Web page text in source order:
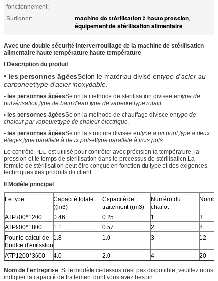
fonctionnement:
Surligner: machine de stérilisation à haute pression,
équipement de stérilisation alimentaire
Avec une double sécurité interverrouillage de la machine de stérilisation
alimentaire haute température haute température
I Description du produit
• les personnes âgéesSelon le matériau divisé entype d'acier au
carboneettype d'acier inoxydable
• les personnes âgéesSelon la méthode de stérilisation divisée entype de
pulvérisation,type de bain d'eau,type de vapeurettype rotatif.
• les personnes âgéesSelon la méthode de chauffage divisée entype de
chaleur par vapeurettype de chaleur électrique.
• les personnes âgéesSelon la structure divisée entype à un pont,type à deux
étages,type parallèle à deux potsettype parallèle à trois pots.
Le contrôle PLC est utilisé pour contrôler avec précision la température, la
pression et le temps de stérilisation dans le processus de stérilisation.La
formule de stérilisation peut être conçue en fonction du type et des exigences
techniques des produits du client.
II Modèle principal
Le type
Capacité totale
((m3)
Capacité de
traitement ((m3)
Numéro du
chariot
ATP700*1200 0.46 0.25 1
3
ATP900*1800
1.1 0.57 2
8
Pour le calcul de
l'indice d'émission
1.8 1.0 3 12
ATP1200*3600 4.0 2.0 4 20
Nom de l'entreprise: Si le modèle ci-dessus n'est pas disponible, veuillez nous
indiquer la capacité de traitement dont vous avez besoin.